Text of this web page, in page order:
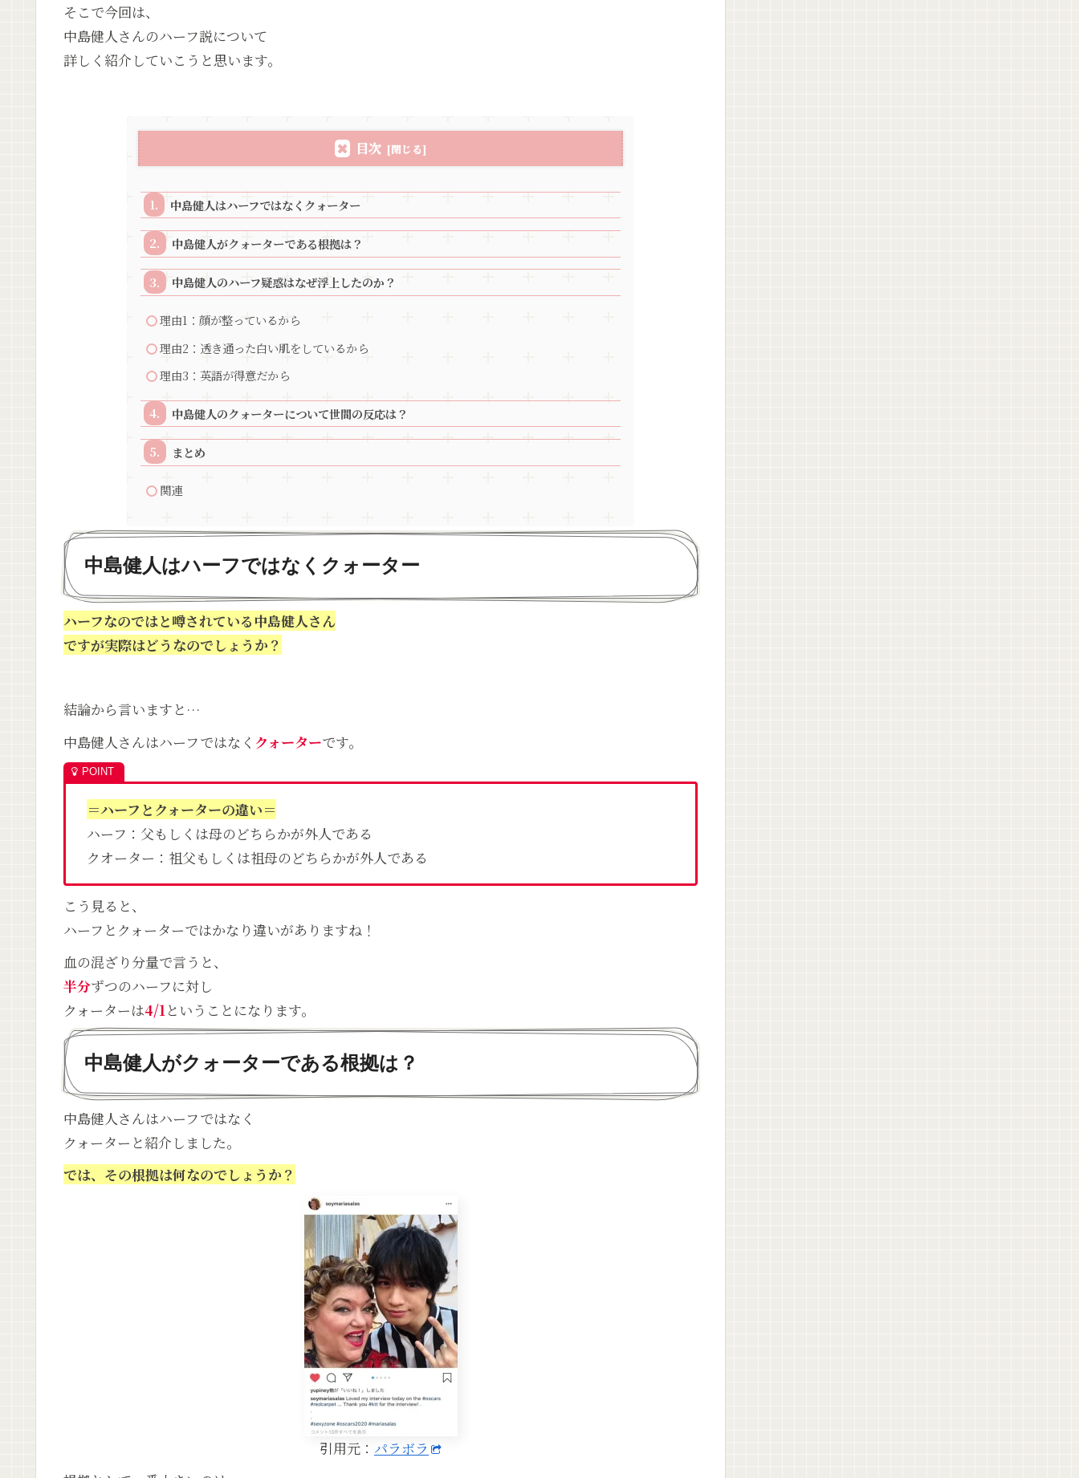
そこで今回は、
中島健人さんのハーフ説について
詳しく紹介していこうと思います。
目次
中島健人はハーフではなくクォーター
中島健人がクォーターである根拠は？
中島健人のハーフ疑惑はなぜ浮上したのか？
理由1：顔が整っているから
理由2：透き通った白い肌をしているから
理由3：英語が得意だから
中島健人のクォーターについて世間の反応は？
まとめ
関連
中島健人はハーフではなくクォーター
ハーフなのではと噂されている中島健人さん
ですが実際はどうなのでしょうか？
結論から言いますと…
中島健人さんはハーフではなく クォーターです。
＝ハーフとクォーターの違い＝
ハーフ：父もしくは母のどちらかが外人である
クオーター：祖父もしくは祖母のどちらかが外人である
こう見ると、
ハーフとクォーターではかなり違いがありますね！
血の混ざり分量で言うと、
半分ずつのハーフに対し
クォーターは4/1ということになります。
中島健人がクォーターである根拠は？
中島健人さんはハーフではなく
クォーターと紹介しました。
では、その根拠は何なのでしょうか？
引用元： パラボラ